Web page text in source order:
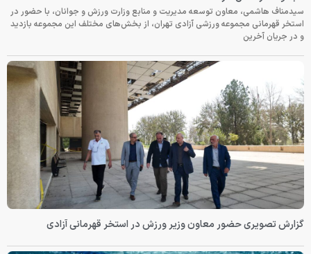
سیدمناف هاشمی، معاون توسعه مدیریت و منابع وزارت ورزش و جوانان، با حضور در
استخر قهرمانی مجموعه ورزشی آزادی تهران، از بخش‌های مختلف این مجموعه بازدید
و در جریان آخرین
گزارش تصویری حضور معاون وزیر ورزش در استخر قهرمانی آزادی